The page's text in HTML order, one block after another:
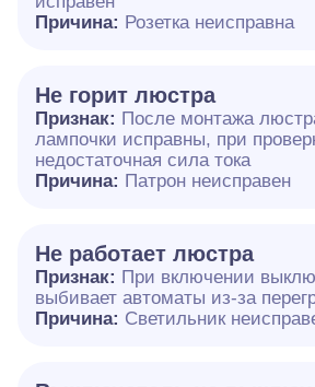
Причина: Розетка неисправна
Не горит люстра
Признак: После монтажа
лампочки исправны, при
недостаточная сила тока
Причина: Патрон неисправен
Не работает люстра
Признак: При включении
выбивает автоматы из-за
Причина: Светильник